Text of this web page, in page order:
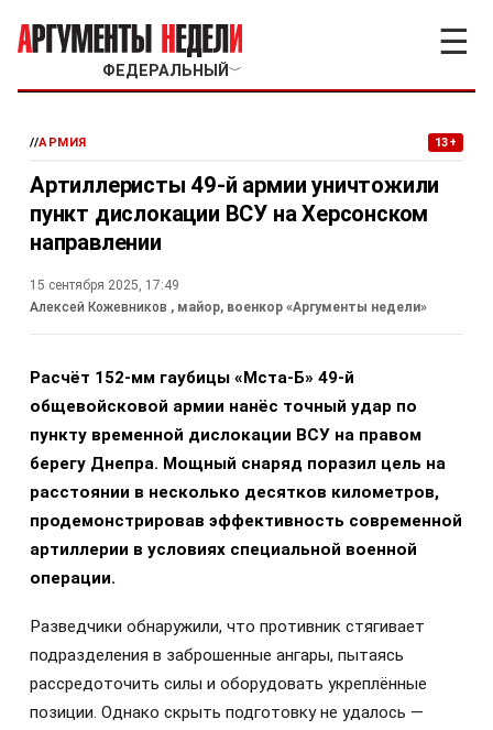
ФЕДЕРАЛЬНЫЙ ﹀
☰
//АРМИЯ 13+
Артиллеристы 49-й армии уничтожили
пункт дислокации ВСУ на Херсонском
направлении
15 сентября 2025, 17:49
Алексей Кожевников , майор, военкор «Аргументы недели»
Расчёт 152-мм гаубицы «Мста-Б» 49-й
общевойсковой армии нанёс точный удар по
пункту временной дислокации ВСУ на правом
берегу Днепра. Мощный снаряд поразил цель на
расстоянии в несколько десятков километров,
продемонстрировав эффективность современной
артиллерии в условиях специальной военной
операции.
Разведчики обнаружили, что противник стягивает
подразделения в заброшенные ангары, пытаясь
рассредоточить силы и оборудовать укреплённые
позиции. Однако скрыть подготовку не удалось —